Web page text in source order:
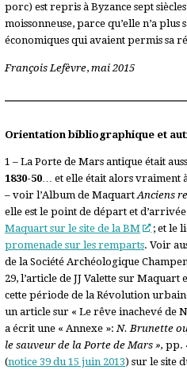
porc) est repris à Byzance sept
moissonneuse, parce qu’elle n’a plus
économiques qui avaient permis sa
François Lefèvre,mai 2015
Orientation bibliographique et
1 – La Porte de Mars antique était
1830-50 … et elle était alors vraiment
– voir l’Album de MaquartAnciens
elle est le point de départ et
Maquart sur le site de la BM
; et le
promenade sur les remparts. Voir
de la Société Archéologique
29, l’article de JJ Valette sur
cette période de la Révolution
un article sur « Le rêve inachevé de
a écrit une « Annexe »: N. Brunette
le sauveur de la Porte de Mars »,pp.
(notice 39 du 15 juin 2013) sur le site